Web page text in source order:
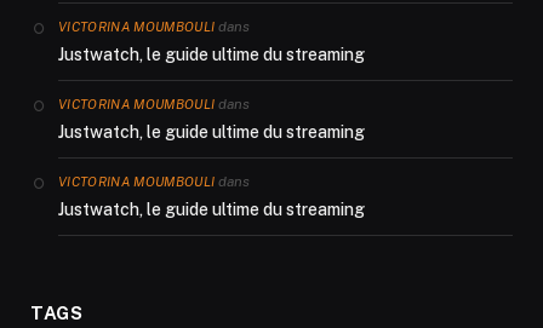
VICTORINA MOUMBOULI dans
Justwatch, le guide ultime du streaming
VICTORINA MOUMBOULI dans
Justwatch, le guide ultime du streaming
VICTORINA MOUMBOULI dans
Justwatch, le guide ultime du streaming
TAGS